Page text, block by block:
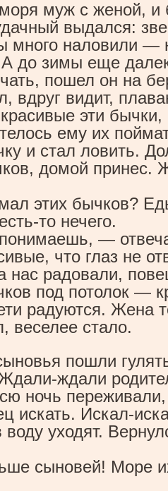
муж с женой, и
выдался:
много наловили —
А до зимы еще
пошел он на
вдруг видит,
эти бычки,
ему их
и стал ловить.
домой принес.
этих бычков?
есть-то нечего.
—
что глаз не
нас радовали,
под потолок —
радуются. Жена
веселее стало.
пошли
ждали
ночь переживали,
искать. Искал-
уходят.
сыновей! Море